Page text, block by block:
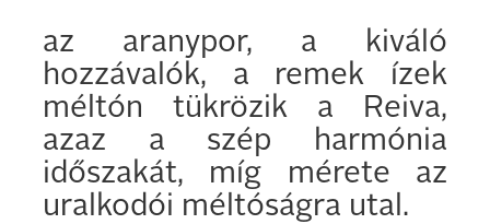
az aranypor, a kiváló
hozzávalók, a remek ízek
méltón tükrözik a Reiva,
azaz a szép harmónia
időszakát, míg mérete az
uralkodói méltóságra utal.